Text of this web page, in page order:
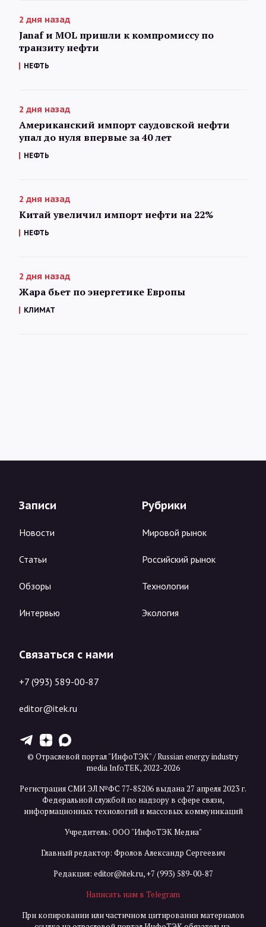
2 дня назад
Janaf и MOL пришли к компромиссу по
транзиту нефти
НЕФТЬ
2 дня назад
Американский импорт саудовской нефти
упал до нуля впервые за 40 лет
НЕФТЬ
2 дня назад
Китай увеличил импорт нефти на 22%
НЕФТЬ
2 дня назад
Жара бьет по энергетике Европы
КЛИМАТ
Записи
Новости
Статьи
Обзоры
Интервью
Рубрики
Мировой рынок
Российский рынок
Технологии
Экология
Связаться с нами
+7 (993) 589-00-87
editor@itek.ru
T Z X
© Отраслевой портал "ИнфоТЭК" / Russian energy industry
media InfoTEK, 2022-2026
Регистрация СМИ ЭЛ №ФС 77-85206 выдана 27 апреля 2023 г.
Федеральной службой по надзору в сфере связи,
информационных технологий и массовых коммуникаций
Учредитель: ООО "ИнфоТЭК Медиа"
Главный редактор: Фролов Александр Сергеевич
Редакция: editor@itek.ru,+7 (993) 589-00-87
Написать нам в Telegram
При копировании или частичном цитировании материалов